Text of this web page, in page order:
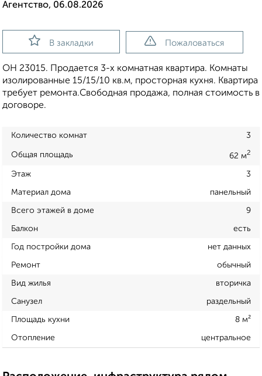
Агентство, 06.08.2026
В закладки Пожаловаться
ОН 23015. Продается 3-х комнатная квартира. Комнаты
изолированные 15/15/10 кв.м, просторная кухня. Квартира
требует ремонта.Свободная продажа, полная стоимость в
договоре.
Количество комнат 3
Общая площадь 62 м2
Этаж 3
Материал дома панельный
Всего этажей в доме 9
Балкон есть
Год постройки дома нет данных
Ремонт обычный
Вид жилья вторичка
Санузел раздельный
Площадь кухни 8 м²
Отопление центральное